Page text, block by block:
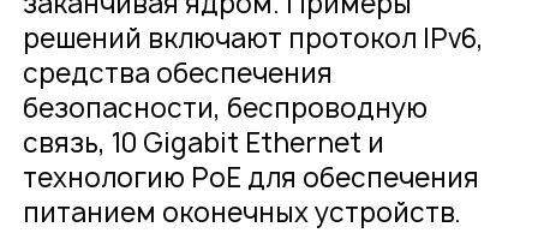
решений включают протокол IPv6,
средства обеспечения
безопасности, беспроводную
связь, 10 Gigabit Ethernet и
технологию PoE для обеспечения
питанием оконечных устройств.